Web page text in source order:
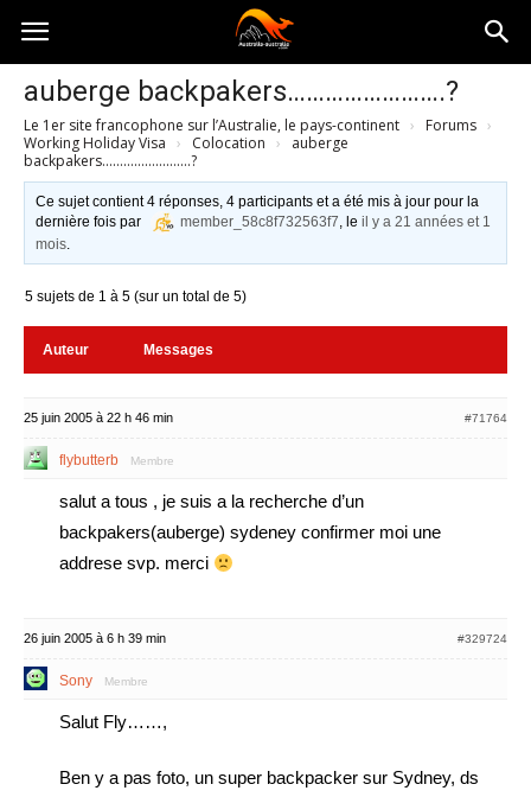
Australia-
australie.com
auberge backpakers…………………….?
Le 1er site francophone sur l’Australie, le pays-continent › Forums ›
Working Holiday Visa › Colocation ›
auberge
backpakers…………………….?
Ce sujet contient 4 réponses, 4 participants et a été mis à jour pour la
dernière fois par
member_58c8f732563f7, leil y a 21 années et 1
mois.
5 sujets de 1 à 5 (sur un total de 5)
Auteur Messages
25 juin 2005 à 22 h 46 min #71764
flybutterb Membre
salut a tous , je suis a la recherche d’un
backpakers(auberge) sydeney confirmer moi une
addrese svp. merci
26 juin 2005 à 6 h 39 min #329724
Sony Membre
Salut Fly……,
Ben y a pas foto, un super backpacker sur Sydney, ds